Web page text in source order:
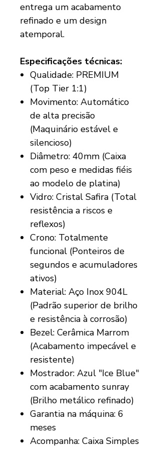
entrega um acabamento
refinado e um design
atemporal.
Especificações técnicas:
Qualidade: PREMIUM
(Top Tier 1:1)
Movimento: Automático
de alta precisão
(Maquinário estável e
silencioso)
Diâmetro: 40mm (Caixa
com peso e medidas fiéis
ao modelo de platina)
Vidro: Cristal Safira (Total
resistência a riscos e
reflexos)
Crono: Totalmente
funcional (Ponteiros de
segundos e acumuladores
ativos)
Material: Aço Inox 904L
(Padrão superior de brilho
e resistência à corrosão)
Bezel: Cerâmica Marrom
(Acabamento impecável e
resistente)
Mostrador: Azul "Ice Blue"
com acabamento sunray
(Brilho metálico refinado)
Garantia na máquina: 6
meses
Acompanha: Caixa Simples